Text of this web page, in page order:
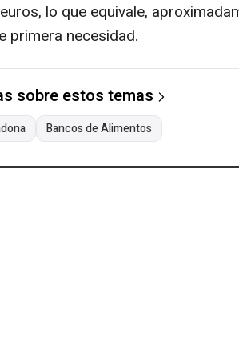
lo que equivale,
primera necesidad.
sobre estos temas
Bancos de Alimentos